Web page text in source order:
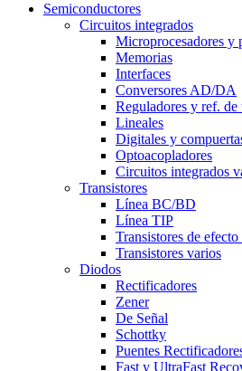
Semiconductores
Circuitos integrados
Microprocesadores y
Memorias
Interfaces
Conversores AD/DA
Reguladores y ref.
Lineales
Digitales y
Optoacopladores
Circuitos integrados
Transistores
Línea BC/BD
Línea TIP
Transistores de
Transistores varios
Diodos
Rectificadores
Zener
De Señal
Schottky
Puentes
Fast y UltraFast